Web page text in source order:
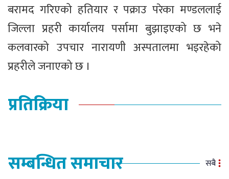
बरामद गरिएको हतियार र पक्राउ परेका मण्डललाई
जिल्ला प्रहरी कार्यालय पर्सामा बुझाइएको छ भने
कलवारको उपचार नारायणी अस्पतालमा भइरहेको
प्रहरीले जनाएको छ ।
प्रतिक्रिया
सम्बन्धित समाचार सबै